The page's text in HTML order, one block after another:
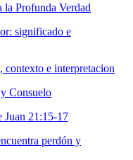
la Profunda Verdad
significado e
e interpretacion
Consuelo
Juan 21:15-17
perdón y